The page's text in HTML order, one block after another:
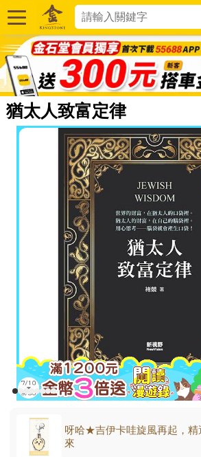
猶太人致富定律
呀哈★吉伊卡哇旋風再起，精
來